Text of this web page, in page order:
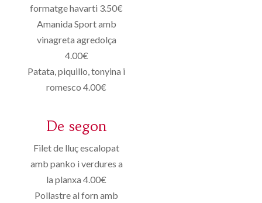
formatge havarti 3.50€
Amanida Sport amb
vinagreta agredolça
4.00€
Patata, piquillo, tonyina i
romesco 4.00€
De segon
Filet de lluç escalopat
amb panko i verdures a
la planxa 4.00€
Pollastre al forn amb